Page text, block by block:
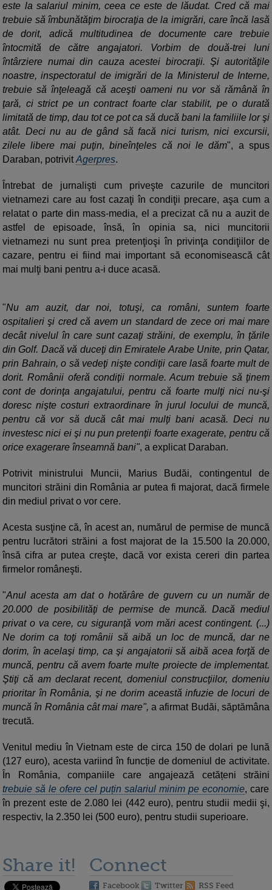
este la salariul minim, ceea ce este de lăudat. Cred că mai
trebuie să îmbunătăţim birocraţia de la imigrări, care încă lasă
de dorit, adică multitudinea de documente care trebuie
întocmită de către angajatori. Vorbim de două-trei luni
întârziere numai din cauza acestei birocraţii. Şi autorităţile
noastre, inspectoratul de imigrări de la Ministerul de Interne,
trebuie să înţeleagă că aceşti oameni nu vor să rămână în
ţară, ci strict pe un contract foarte clar stabilit, pe o durată
limitată de timp, dau tot ce pot ca să ducă bani la familiile lor şi
atât. Deci nu au de gând să facă nici turism, nici excursii,
zilele libere mai puţin, bineînţeles că noi le dăm", a spus
Daraban, potrivitAgerpres.
Întrebat de jurnalişti cum priveşte cazurile de muncitori
vietnamezi care au fost cazaţi în condiţii precare, aşa cum a
relatat o parte din mass-media, el a precizat că nu a auzit de
astfel de episoade, însă, în opinia sa, nici muncitorii
vietnamezi nu sunt prea pretenţioşi în privinţa condiţiilor de
cazare, pentru ei fiind mai important să economisească cât
mai mulţi bani pentru a-i duce acasă.
"Nu am auzit, dar noi, totuşi, ca români, suntem foarte
ospitalieri şi cred că avem un standard de zece ori mai mare
decât nivelul în care sunt cazaţi străini, de exemplu, în ţările
din Golf. Dacă vă duceţi din Emiratele Arabe Unite, prin Qatar,
prin Bahrain, o să vedeţi nişte condiţii care lasă foarte mult de
dorit. Românii oferă condiţii normale. Acum trebuie să ţinem
cont de dorinţa angajatului, pentru că foarte mulţi nici nu-şi
doresc nişte costuri extraordinare în jurul locului de muncă,
pentru că vor să ducă cât mai mulţi bani acasă. Deci nu
investesc nici ei şi nu pun pretenţii foarte exagerate, pentru că
orice exagerare înseamnă bani", a explicat Daraban.
Potrivit ministrului Muncii, Marius Budăi, contingentul de
muncitori străini din România ar putea fi majorat, dacă firmele
din mediul privat o vor cere.
Acesta susţine că, în acest an, numărul de permise de muncă
pentru lucrători străini a fost majorat de la 15.500 la 20.000,
însă cifra ar putea creşte, dacă vor exista cereri din partea
firmelor româneşti.
"Anul acesta am dat o hotărâre de guvern cu un număr de
20.000 de posibilităţi de permise de muncă. Dacă mediul
privat o va cere, cu siguranţă vom mări acest contingent. (...)
Ne dorim ca toţi românii să aibă un loc de muncă, dar ne
dorim, în acelaşi timp, ca şi angajatorii să aibă acea forţă de
muncă, pentru că avem foarte multe proiecte de implementat.
Ştiţi că am declarat recent, domeniul construcţiilor, domeniu
prioritar în România, şi ne dorim această infuzie de locuri de
muncă în România cât mai mare", a afirmat Budăi, săptămâna
trecută.
Venitul mediu în Vietnam este de circa 150 de dolari pe lună
(127 euro), acesta variind în funcție de domeniul de activitate.
În România, companiile care angajează cetățeni străini
trebuie să le ofere cel puțin salariul minim pe economie, care
în prezent este de 2.080 lei (442 euro), pentru studii medii şi,
respectiv, la 2.350 lei (500 euro), pentru studii superioare.
Share it! Connect
Facebook Twitter RSS Feed